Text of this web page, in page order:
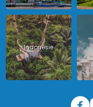
Indonésie